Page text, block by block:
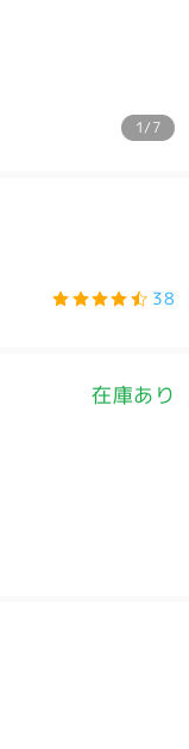
1/7
38
在庫あり